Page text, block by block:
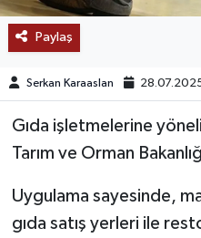
Paylaş
Serkan Karaaslan
Gıda işletmelerine
Tarım ve Orman
Uygulama sayesinde,
gıda satış yerleri ile
TREND
MEDYA
OTOMOTİV
YAŞAM